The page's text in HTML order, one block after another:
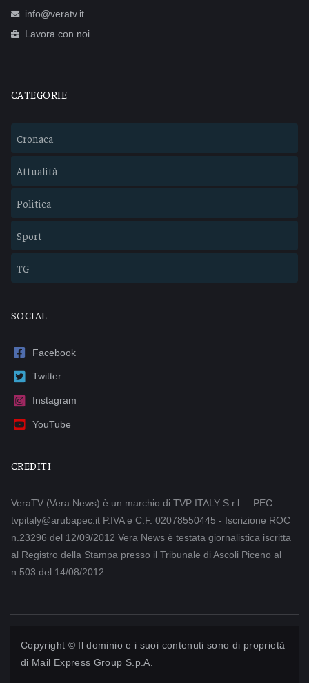
info@veratv.it
Lavora con noi
CATEGORIE
Cronaca
Attualità
Politica
Sport
TG
SOCIAL
Facebook
Twitter
Instagram
YouTube
CREDITI
VeraTV (Vera News) è un marchio di TVP ITALY S.r.l. – PEC:
tvpitaly@arubapec.it P.IVA e C.F. 02078550445 - Iscrizione ROC
n.23296 del 12/09/2012 Vera News è testata giornalistica iscritta
al Registro della Stampa presso il Tribunale di Ascoli Piceno al
n.503 del 14/08/2012.
Copyright © Il dominio e i suoi contenuti sono di proprietà
di Mail Express Group S.p.A.